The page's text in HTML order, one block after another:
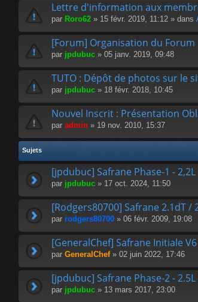
Lettre d'information aux
par Roro62 » 15 févr. 2019, 11:12 » dans
[Forum] Organisation du Forum
par jpdubuc » 05 janv. 2019, 09:48
TUTO : Dépôt de photos sur le
par jpdubuc » 18 févr. 2018, 10:45
Nouvel Inscrit : Présentation
par admin » 19 nov. 2010, 15:37
Sujets
[jpdubuc] Safrane Phase-1 - 2,2L
par jpdubuc » 17 oct. 2024, 11:50
[Rodgers80700] Safrane 2.1dT /
par rodgers80700 » 06 févr. 2009, 19:08
[GeneralChef] Safrane Initiale
par GeneralChef» 02 juin 2022, 17:46
[jpdubuc] Safrane Phase-2 -
par jpdubuc » 13 mars 2017, 23:00